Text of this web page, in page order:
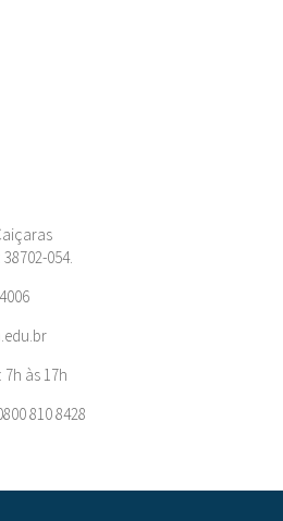
054.
7h às 17h
810 8428